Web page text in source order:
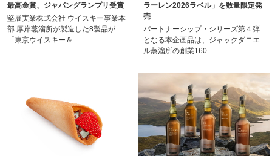
最高金賞、ジャパングランプリ受賞
堅展実業株式会社 ウイスキー事業本
部 厚岸蒸溜所が製造した8製品が
「東京ウイスキー＆ …
ラーレン2026ラベル」を数量限定発
売
パートナーシップ・シリーズ第４弾
となる本企画品は、ジャックダニエ
ル蒸溜所の創業160 …